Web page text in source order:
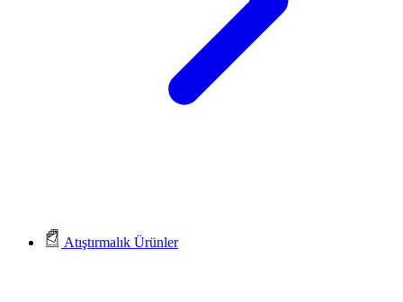
Atıştırmalık Ürünler